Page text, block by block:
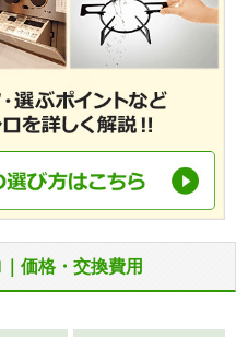
価格・交換費用